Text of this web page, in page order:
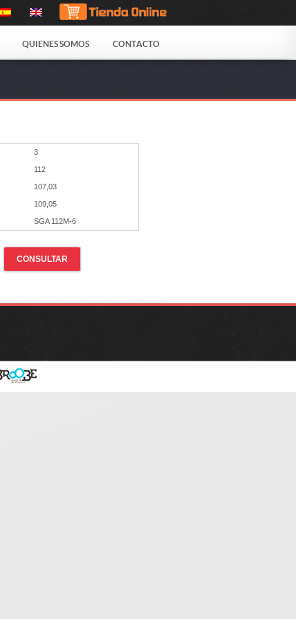
QUIENES SOMOS CONTACTO
3
112
107,03
109,05
SGA 112M-6
CONSULTAR